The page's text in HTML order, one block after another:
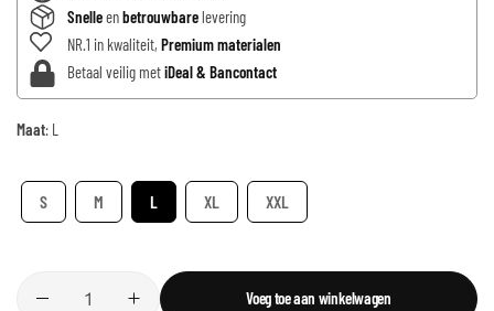
Snelleenbetrouwbarelevering
NR.1 in kwaliteit, Premium materialen
Betaal veilig metiDeal & Bancontact
Maat: L
S M L XL XXL
Voeg toe aan winkelwagen